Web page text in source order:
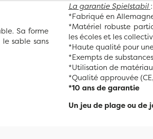
Sa forme
sable sans
La garantie Spielstabil :
*Fabriqué en
*Matériel robuste
les écoles et les
*Haute qualité pour
*Exempts de
*Utilisation de
*Qualité approuvée
*10 ans de garantie
Un jeu de plage ou de